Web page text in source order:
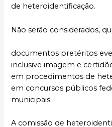
de heteroidentificação.
Não serão considerados,
documentos pretéritos
inclusive imagem e
em procedimentos de
em concursos públicos
municipais.
A comissão de